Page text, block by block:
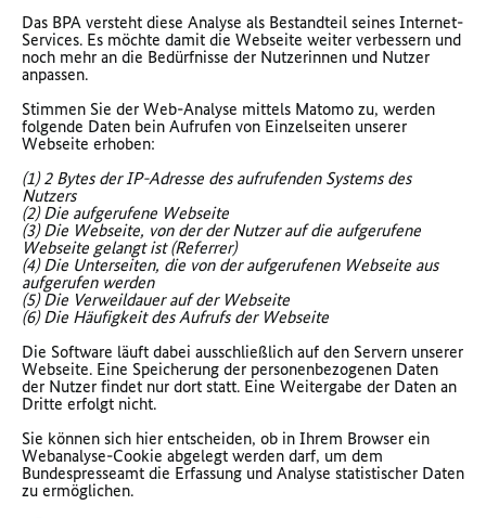
Das BPA versteht diese Analyse als Bestandteil seines Internet-
Services. Es möchte damit die Webseite weiter verbessern und
noch mehr an die Bedürfnisse der Nutzerinnen und Nutzer
anpassen.
Stimmen Sie der Web-Analyse mittels Matomo zu, werden
folgende Daten bein Aufrufen von Einzelseiten unserer
Webseite erhoben:
(1) 2 Bytes der IP-Adresse des aufrufenden Systems des
Nutzers
(2) Die aufgerufene Webseite
(3) Die Webseite, von der der Nutzer auf die aufgerufene
Webseite gelangt ist (Referrer)
(4) Die Unterseiten, die von der aufgerufenen Webseite aus
aufgerufen werden
(5) Die Verweildauer auf der Webseite
(6) Die Häufigkeit des Aufrufs der Webseite
Die Software läuft dabei ausschließlich auf den Servern unserer
Webseite. Eine Speicherung der personenbezogenen Daten
der Nutzer findet nur dort statt. Eine Weitergabe der Daten an
Dritte erfolgt nicht.
Sie können sich hier entscheiden, ob in Ihrem Browser ein
Webanalyse-Cookie abgelegt werden darf, um dem
Bundespresseamt die Erfassung und Analyse statistischer Daten
zu ermöglichen.